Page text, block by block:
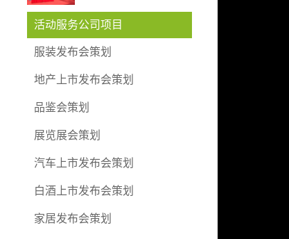
活动服务公司项目
服装发布会策划
地产上市发布会策划
品鉴会策划
展览展会策划
汽车上市发布会策划
白酒上市发布会策划
家居发布会策划